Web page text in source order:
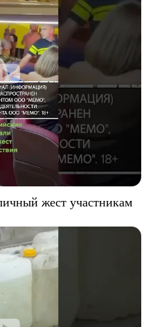
жест участникам